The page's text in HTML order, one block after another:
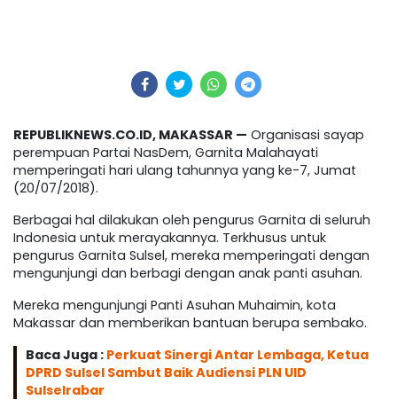
REPUBLIKNEWS.CO.ID, MAKASSAR — Organisasi sayap
perempuan Partai NasDem, Garnita Malahayati
memperingati hari ulang tahunnya yang ke-7, Jumat
(20/07/2018).
Berbagai hal dilakukan oleh pengurus Garnita di seluruh
Indonesia untuk merayakannya. Terkhusus untuk
pengurus Garnita Sulsel, mereka memperingati dengan
mengunjungi dan berbagi dengan anak panti asuhan.
Mereka mengunjungi Panti Asuhan Muhaimin, kota
Makassar dan memberikan bantuan berupa sembako.
Baca Juga : Perkuat Sinergi Antar Lembaga, Ketua
DPRD Sulsel Sambut Baik Audiensi PLN UID
Sulselrabar